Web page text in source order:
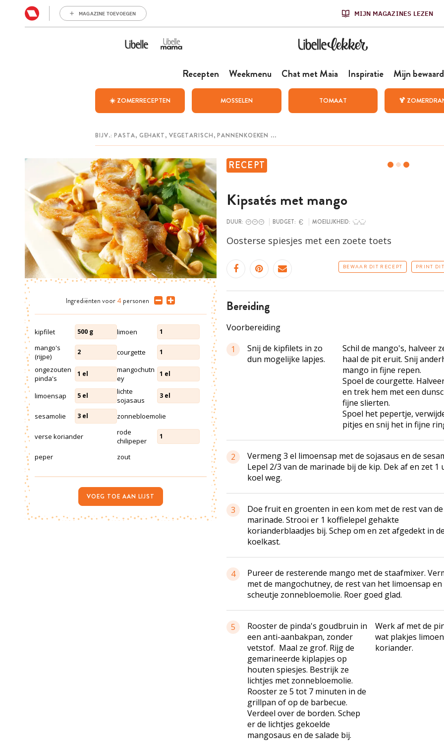
MAGAZINE TOEVOEGEN MIJN MAGAZINES LEZEN
Recepten Weekmenu Chat met Maia Inspiratie Mijn
☀️ ZOMERRECEPTEN MOSSELEN TOMAAT 🍹
RECEPT
Kipsatés met mango
DUUR: BUDGET: MOEILIJKHEID:
Oosterse spiesjes met een zoete toets
BEWAAR DIT RECEPT PRINT
bereiding
Voorbereiding
1
Snij de kipfilets in zo
dun mogelijke lapjes.
Schil de mango's, halveer
haal de pit eruit. Snij
mango in fijne repen.
Spoel de courgette.
en trek hem met een
fijne slierten.
Spoel het pepertje,
pitjes en snij het in fijne
2
Vermeng 3 el limoensap met de sojasaus en de
Lepel 2/3 van de marinade bij de kip. Dek af en zet 1
koel weg.
3
Doe fruit en groenten in een kom met de rest van de
marinade. Strooi er 1 koffielepel gehakte
korianderblaadjes bij. Schep om en zet afgedekt in
koelkast.
4
Pureer de resterende mango met de staafmixer.
met de mangochutney, de rest van het limoensap en
scheutje zonnebloemolie. Roer goed glad.
5
Rooster de pinda's goudbruin in
een anti-aanbakpan, zonder
vetstof. Maal ze grof. Rijg de
gemarineerde kiplapjes op
houten spiesjes. Bestrijk ze
lichtjes met zonnebloemolie.
Rooster ze 5 tot 7 minuten in de
grillpan of op de barbecue.
Verdeel over de borden. Schep
er de lichtjes gekoelde
mangosaus en de salade bij.
Werk af met de
wat plakjes
koriander.
Ingrediënten voor 4 personen
kipfilet 500 g limoen 1
mango's
(rijpe)
2 courgette 1
ongezouten
pinda's
1 el
mangochutn
ey
1 el
limoensap 5 el
lichte
sojasaus
3 el
sesamolie 3 el zonnebloemolie
verse koriander
rode
chilipeper
1
peper zout
VOEG TOE AAN LIJST